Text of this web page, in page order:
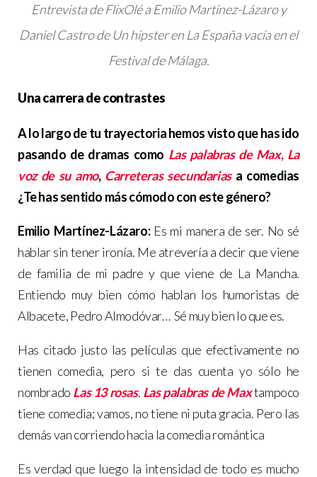
Entrevista de FlixOlé a Emilio Martínez-Lázaro y
Daniel Castro de Un hipster en La España vacía en el
Festival de Málaga.
Una carrera de contrastes
A lo largo de tu trayectoria hemos visto que has ido
pasando de dramas como Las palabras de Max, La
voz de su amo, Carreteras secundariasa comedias
¿Te has sentido más cómodo con este género?
Emilio Martínez-Lázaro: Es mi manera de ser. No sé
hablar sin tener ironía. Me atrevería a decir que viene
de familia de mi padre y que viene de La Mancha.
Entiendo muy bien cómo hablan los humoristas de
Albacete, Pedro Almodóvar… Sé muy bien lo que es.
Has citado justo las películas que efectivamente no
tienen comedia, pero si te das cuenta yo sólo he
nombrado Las 13 rosas. Las palabras de Maxtampoco
tiene comedia; vamos, no tiene ni puta gracia. Pero las
demás van corriendo hacia la comedia romántica
Es verdad que luego la intensidad de todo es mucho